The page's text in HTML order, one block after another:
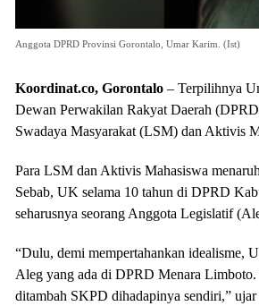
Anggota DPRD Provinsi Gorontalo, Umar Karim. (Ist)
Koordinat.co, Gorontalo – Terpilihnya
Dewan Perwakilan Rakyat Daerah
Swadaya Masyarakat (LSM) dan Aktivis
Para LSM dan Aktivis Mahasiswa
Sebab, UK selama 10 tahun di DPRD
seharusnya seorang Anggota Legislatif
“Dulu, demi mempertahankan idealisme,
Aleg yang ada di DPRD Menara
ditambah SKPD dihadapinya sendiri,”